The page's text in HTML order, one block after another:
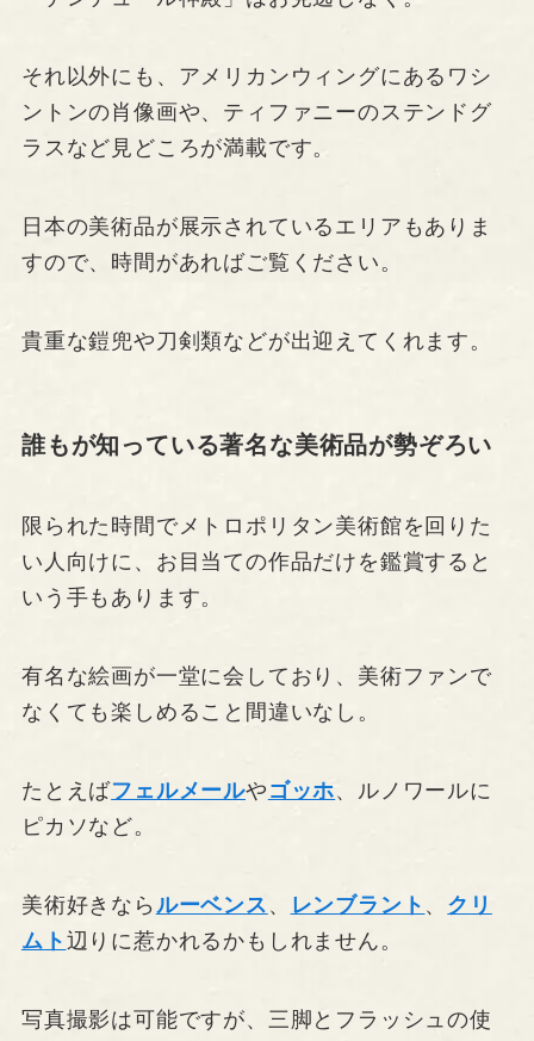
それ以外にも、アメリカンウィングにあるワシ
ントンの肖像画や、ティファニーのステンドグ
ラスなど見どころが満載です。
日本の美術品が展示されているエリアもありま
すので、時間があればご覧ください。
貴重な鎧兜や刀剣類などが出迎えてくれます。
誰もが知っている著名な美術品が勢ぞろい
限られた時間でメトロポリタン美術館を回りた
い人向けに、お目当ての作品だけを鑑賞すると
いう手もあります。
有名な絵画が一堂に会しており、美術ファンで
なくても楽しめること間違いなし。
たとえばフェルメールや ゴッホ、ルノワールに
ピカソなど。
美術好きなら ルーベンス 、 レンブラント 、 クリ
ムト 辺りに惹かれるかもしれません。
写真撮影は可能ですが、三脚とフラッシュの使